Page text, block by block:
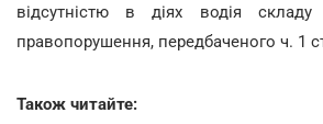
відсутністю в діях водія складу
правопорушення, передбаченого ч. 1
Також читайте: